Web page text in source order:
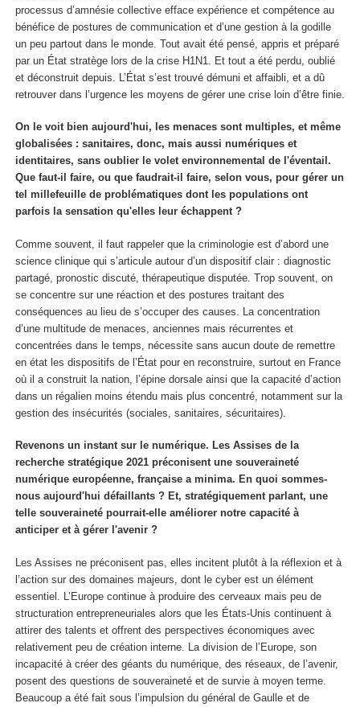
processus d’amnésie collective efface expérience et compétence au
bénéfice de postures de communication et d’une gestion à la godille
un peu partout dans le monde. Tout avait été pensé, appris et préparé
par un État stratège lors de la crise H1N1. Et tout a été perdu, oublié
et déconstruit depuis. L’État s’est trouvé démuni et affaibli, et a dû
retrouver dans l’urgence les moyens de gérer une crise loin d’être finie.
On le voit bien aujourd'hui, les menaces sont multiples, et même
globalisées : sanitaires, donc, mais aussi numériques et
identitaires, sans oublier le volet environnemental de l'éventail.
Que faut-il faire, ou que faudrait-il faire, selon vous, pour gérer un
tel millefeuille de problématiques dont les populations ont
parfois la sensation qu'elles leur échappent ?
Comme souvent, il faut rappeler que la criminologie est d’abord une
science clinique qui s’articule autour d’un dispositif clair : diagnostic
partagé, pronostic discuté, thérapeutique disputée. Trop souvent, on
se concentre sur une réaction et des postures traitant des
conséquences au lieu de s’occuper des causes. La concentration
d’une multitude de menaces, anciennes mais récurrentes et
concentrées dans le temps, nécessite sans aucun doute de remettre
en état les dispositifs de l’État pour en reconstruire, surtout en France
où il a construit la nation, l’épine dorsale ainsi que la capacité d’action
dans un régalien moins étendu mais plus concentré, notamment sur la
gestion des insécurités (sociales, sanitaires, sécuritaires).
Revenons un instant sur le numérique. Les Assises de la
recherche stratégique 2021 préconisent une souveraineté
numérique européenne, française a minima. En quoi sommes-
nous aujourd'hui défaillants ? Et, stratégiquement parlant, une
telle souveraineté pourrait-elle améliorer notre capacité à
anticiper et à gérer l'avenir ?
Les Assises ne préconisent pas, elles incitent plutôt à la réflexion et à
l’action sur des domaines majeurs, dont le cyber est un élément
essentiel. L’Europe continue à produire des cerveaux mais peu de
structuration entrepreneuriales alors que les États-Unis continuent à
attirer des talents et offrent des perspectives économiques avec
relativement peu de création interne. La division de l’Europe, son
incapacité à créer des géants du numérique, des réseaux, de l’avenir,
posent des questions de souveraineté et de survie à moyen terme.
Beaucoup a été fait sous l’impulsion du général de Gaulle et de